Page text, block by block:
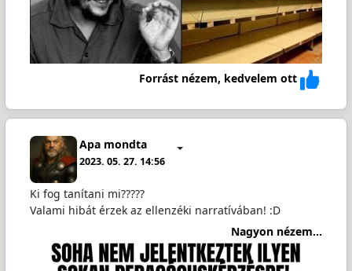
Forrást nézem, kedvelem ott
Apa mondta
2023. 05. 27. 14:56
Ki fog tanítani mi?????
Valami hibát érzek az ellenzéki narratívában! :D
Nagyon nézem...